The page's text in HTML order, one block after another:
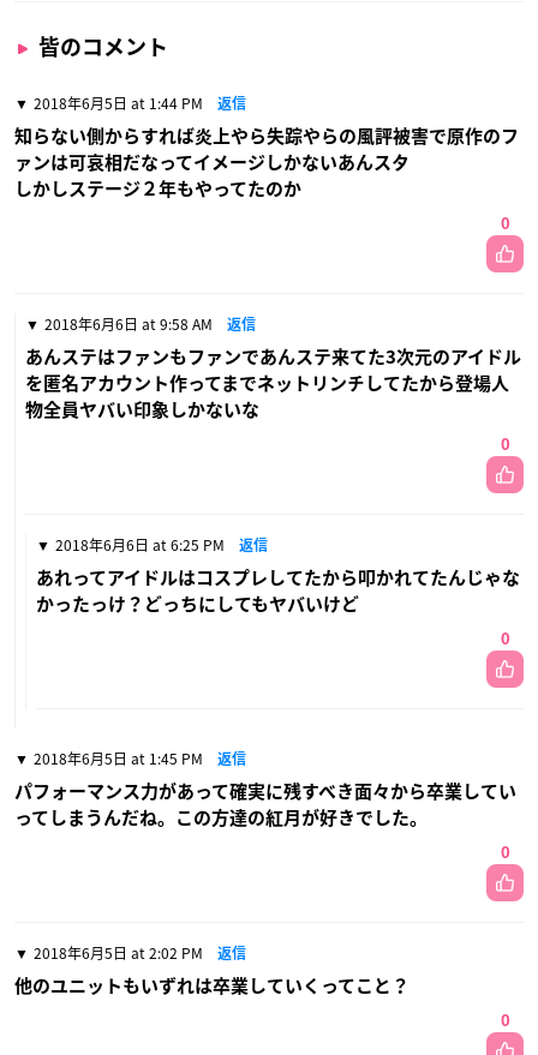
皆のコメント
2018年6月5日 at 1:44 PM 返信
知らない側からすれば炎上やら失踪やらの風評被害で原作のフ
ァンは可哀相だなってイメージしかないあんスタ
しかしステージ２年もやってたのか
0
2018年6月6日 at 9:58 AM 返信
あんステはファンもファンであんステ来てた3次元のアイドル
を匿名アカウント作ってまでネットリンチしてたから登場人
物全員ヤバい印象しかないな
0
2018年6月6日 at 6:25 PM 返信
あれってアイドルはコスプレしてたから叩かれてたんじゃな
かったっけ？どっちにしてもヤバいけど
0
2018年6月5日 at 1:45 PM 返信
パフォーマンス力があって確実に残すべき面々から卒業してい
ってしまうんだね。この方達の紅月が好きでした。
0
2018年6月5日 at 2:02 PM 返信
他のユニットもいずれは卒業していくってこと？
0